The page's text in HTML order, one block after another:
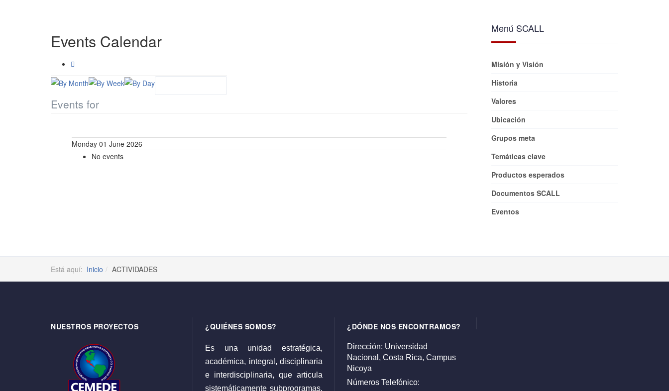
Events Calendar
Events for
Monday 01 June 2026
No events
Menú SCALL
Misión y Visión
Historia
Valores
Ubicación
Grupos meta
Temáticas clave
Productos esperados
Documentos SCALL
Eventos
Está aquí: Inicio ACTIVIDADES
NUESTROS PROYECTOS ¿QUIÉNES SOMOS?
Es una unidad estratégica,
académica, integral, disciplinaria
e interdisciplinaria, que articula
sistemáticamente subprogramas,
¿DÓNDE NOS ENCONTRAMOS?
Dirección: Universidad
Nacional, Costa Rica, Campus
Nicoya
Números Telefónico: